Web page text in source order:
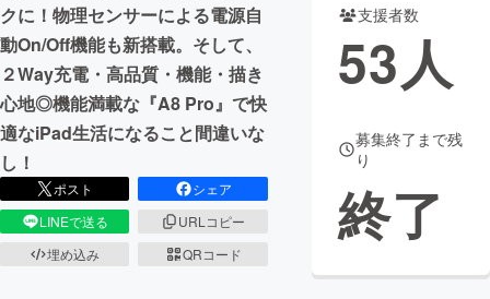
クに！物理センサーによる電源自
動On/Off機能も新搭載。そして、
２Way充電・高品質・機能・描き
心地◎機能満載な『A8 Pro』で快
適なiPad生活になること間違いな
し！
ポスト
シェア
LINEで送る
URLコピー
埋め込み
QRコード
支援者数
53人
募集終了まで残
り
終了